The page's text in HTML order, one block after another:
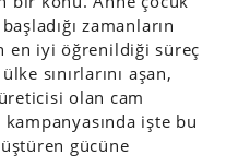
zamanların
en iyi öğrenildiği süreç
sınırlarını aşan,
olan cam
kampanyasında işte bu
gücüne